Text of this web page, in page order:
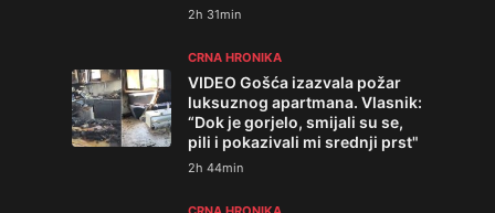
2h 31min
CRNA HRONIKA
VIDEO Gošća izazvala požar
luksuznog apartmana. Vlasnik:
“Dok je gorjelo, smijali su se,
pili i pokazivali mi srednji prst"
2h 44min